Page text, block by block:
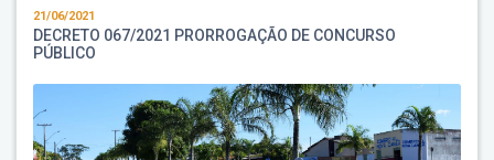
21/06/2021
DECRETO 067/2021 PRORROGAÇÃO DE CONCURSO
PÚBLICO